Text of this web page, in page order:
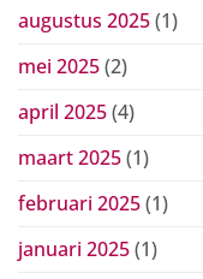
augustus 2025(1)
mei 2025(2)
april 2025(4)
maart 2025(1)
februari 2025(1)
januari 2025(1)